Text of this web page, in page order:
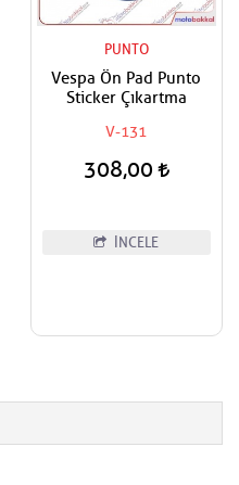
PUNTO
Vespa Ön Pad Punto
Sticker Çıkartma
V-131
308,00
İNCELE